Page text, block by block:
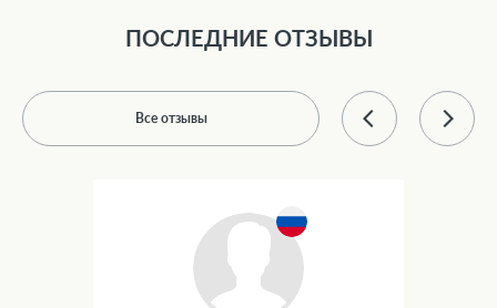
ПОСЛЕДНИЕ ОТЗЫВЫ
Все отзывы